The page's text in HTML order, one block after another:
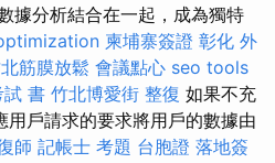
據分析結合在一起，成為獨特
柬埔寨簽證 彰化 外
筋膜放鬆 會議點心 seo tools
試 書 竹北博愛街 整復 如果不充
戶請求的要求將用戶的數據由
師 記帳士 考題 台胞證 落地簽